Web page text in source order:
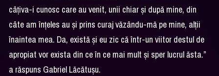
câțiva-i cunosc care au venit, unii chiar și după mine, din
câte am înțeles au și prins curaj văzându-mă pe mine, alții
înaintea mea. Da, există și eu zic că într-un viitor destul de
apropiat vor exista din ce în ce mai mult și sper lucrul ăsta.”
a răspuns Gabriel Lăcătușu.